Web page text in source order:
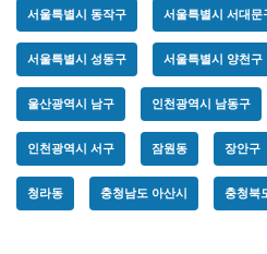
서울특별시 동작구 서울특별시 서대문
서울특별시 성동구 서울특별시 양천구
울산광역시 남구 인천광역시 남동구
인천광역시 서구 잠원동 장안구
청라동 충청남도 아산시 충청북